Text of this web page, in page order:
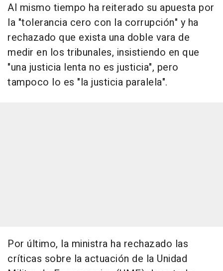
Al mismo tiempo ha reiterado su apuesta por
la "tolerancia cero con la corrupción" y ha
rechazado que exista una doble vara de
medir en los tribunales, insistiendo en que
"una justicia lenta no es justicia", pero
tampoco lo es "la justicia paralela".
Por último, la ministra ha rechazado las
críticas sobre la actuación de la Unidad